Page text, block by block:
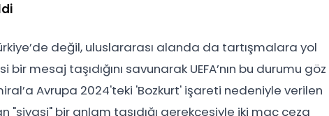
değil, uluslararası alanda da tartışmalara yol
mesaj taşıdığını savunarak UEFA’nın bu durumu göz
Avrupa 2024'teki 'Bozkurt' işareti nedeniyle verilen
"siyasi" bir anlam taşıdığı gerekçesiyle iki maç ceza